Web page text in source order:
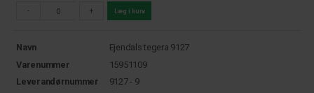
- + Læg i kurv
Navn
Ejendals tegera 9127
Varenummer
15951109
Leverandørnummer
9127 - 9